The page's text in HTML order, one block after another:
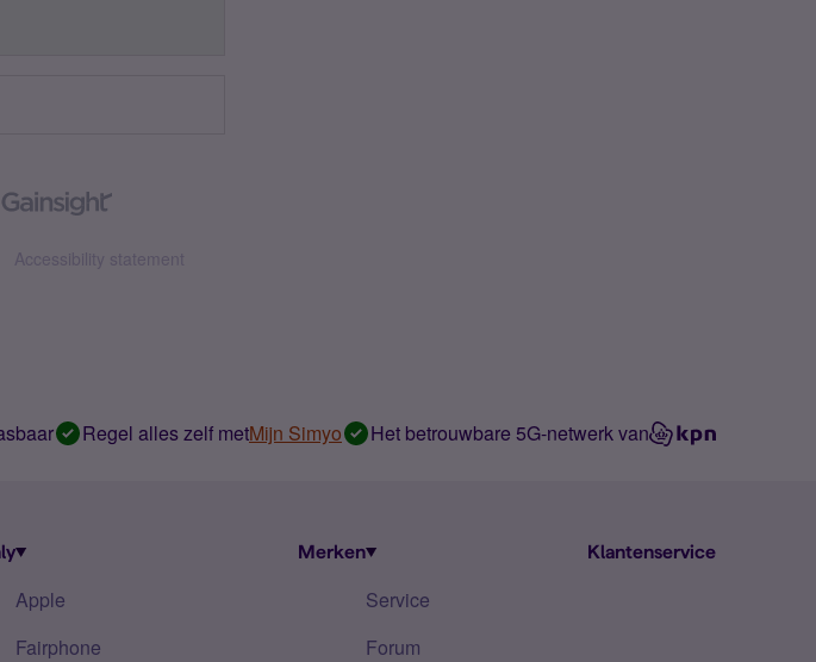
Accessibility statement
Regel alles zelf metMijn Simyo Het betrouwbare 5G-netwerk van
Merken
Apple
Fairphone
Klantenservice
Service
Forum